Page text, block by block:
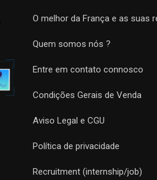
O melhor da França e as suas
Quem somos nós ?
Entre em contato connosco
Condições Gerais de Venda
Aviso Legal e CGU
Política de privacidade
Recruitment (internship/job)